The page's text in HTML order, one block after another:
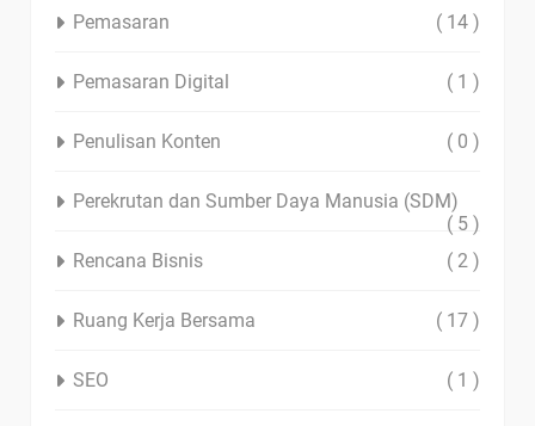
Pemasaran ( 14 )
Pemasaran Digital ( 1 )
Penulisan Konten ( 0 )
Perekrutan dan Sumber Daya Manusia (SDM)
( 5 )
Rencana Bisnis
( 2 )
Ruang Kerja Bersama ( 17 )
SEO ( 1 )